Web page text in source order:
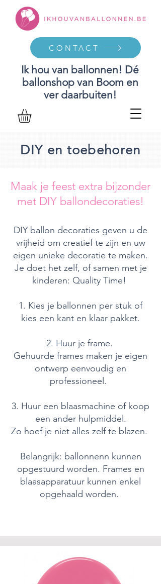
Ik hou van ballonnen! Dé
ballonshop van Boom en
ver daarbuiten!
CONTACT
DIY en toebehoren
Maak je feest extra bijzonder
met DIY ballondecoraties!
DIY ballon decoraties geven u de
vrijheid om creatief te zijn en uw
eigen unieke decoratie te maken.
Je doet het zelf, of samen met je
kinderen: Quality Time!
1. Kies je ballonnen per stuk of
kies een kant en klaar pakket.
2. Huur je frame.
Gehuurde frames maken je eigen
ontwerp eenvoudig en
professioneel.
3. Huur een blaasmachine of koop
een ander hulpmiddel.
Zo hoef je niet alles zelf te blazen.
Belangrijk: ballonnenn kunnen
opgestuurd worden. Frames en
blaasapparatuur kunnen enkel
opgehaald worden.